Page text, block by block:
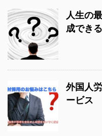
人生の
成でき
外国人
ービス